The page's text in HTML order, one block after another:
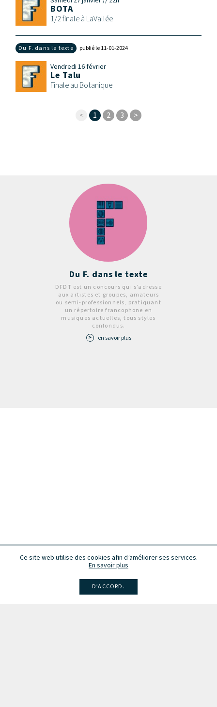
Ce site web utilise des cookies afin d’améliorer ses services.
En savoir plus
D’ACCORD.
BOTA
1/2 finale à LaVallée
Du F. dans le texte publié le 11‑01‑2024
Vendredi 16 février
Le Talu
Finale au Botanique
< 1 2 3 >
Du F. dans le texte
DFDT est un concours qui s’adresse
aux artistes et groupes, amateurs
ou semi-professionnels, pratiquant
un répertoire francophone en
musiques actuelles, tous styles
confondus.
en savoir plus